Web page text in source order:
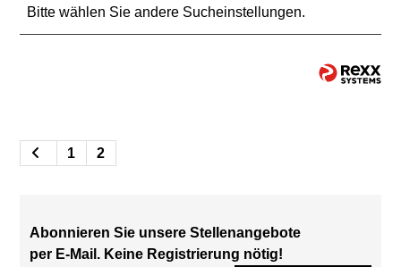
Bitte wählen Sie andere Sucheinstellungen.
1 2
Abonnieren Sie unsere Stellenangebote
per E-Mail. Keine Registrierung nötig!